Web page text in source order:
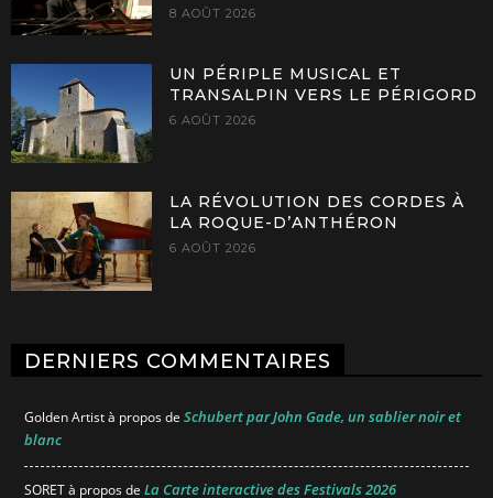
8 AOÛT 2026
UN PÉRIPLE MUSICAL ET
TRANSALPIN VERS LE PÉRIGORD
6 AOÛT 2026
LA RÉVOLUTION DES CORDES À
LA ROQUE-D’ANTHÉRON
6 AOÛT 2026
DERNIERS COMMENTAIRES
Golden Artistà propos de Schubert par John Gade, un sablier noir et
blanc
SORETà propos de La Carte interactive des Festivals 2026